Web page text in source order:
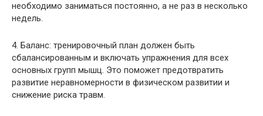
необходимо заниматься постоянно, а не раз в несколько
недель.
4. Баланс: тренировочный план должен быть
сбалансированным и включать упражнения для всех
основных групп мышц. Это поможет предотвратить
развитие неравномерности в физическом развитии и
снижение риска травм.